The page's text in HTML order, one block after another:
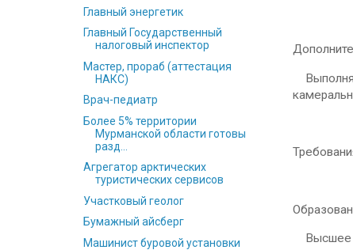
Высшее
Главный энергетик
Главный Государственный
налоговый инспектор
Мастер, прораб (аттестация
НАКС)
Врач-педиатр
Более 5% территории
Мурманской области готовы
разд...
Агрегатор арктических
туристических сервисов
Участковый геолог
Бумажный айсберг
Машинист буровой установки